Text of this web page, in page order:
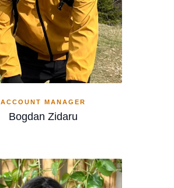
ACCOUNT MANAGER
Bogdan Zidaru